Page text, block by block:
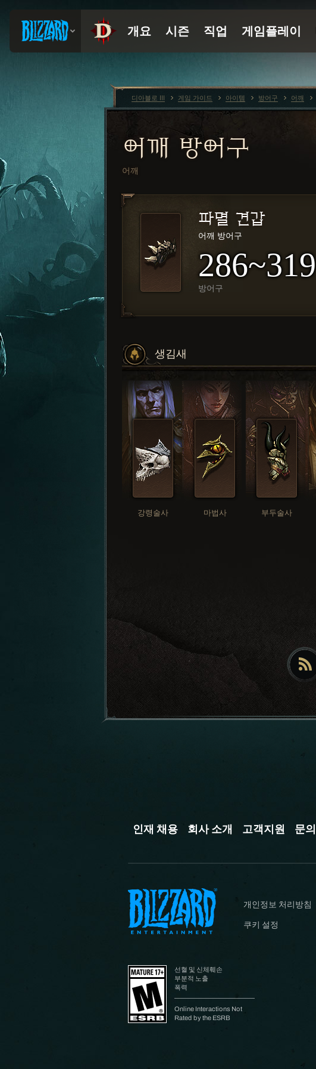
어깨 방어구
어깨
파멸 견갑
어깨 방어구
286~319
방어구
생김새
강령술사 마법사 부두술사
디아블로 III 게임 가이드 아이템 방어구 어깨